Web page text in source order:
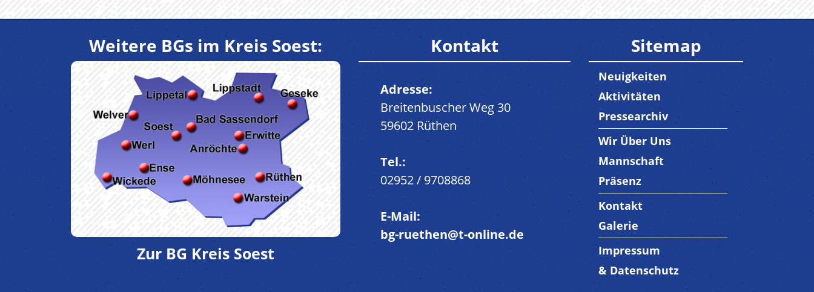
Weitere BGs im Kreis Soest:
Zur BG Kreis Soest
Kontakt
Adresse:
Breitenbuscher Weg 30
59602 Rüthen
Tel.:
02952 / 9708868
E-Mail:
bg-ruethen@t-online.de
Sitemap
Neuigkeiten
Aktivitäten
Pressearchiv
Trenner3
Wir Über Uns
Mannschaft
Präsenz
Trenner4
Kontakt
Galerie
Trenner 5
Impressum
& Datenschutz